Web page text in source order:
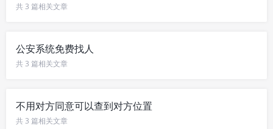
共 3 篇相关文章
公安系统免费找人
共 3 篇相关文章
不用对方同意可以查到对方位置
共 3 篇相关文章